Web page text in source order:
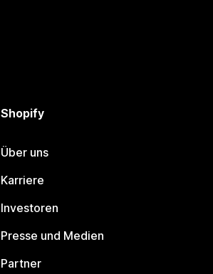
Shopify
Über uns
Karriere
Investoren
Presse und Medien
Partner